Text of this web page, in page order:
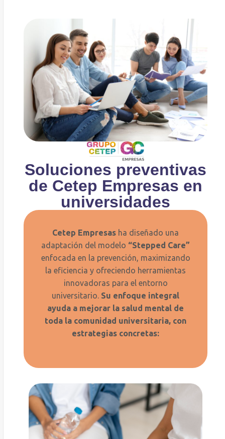
Soluciones preventivas
de Cetep Empresas en
universidades
Cetep Empresas ha diseñado una
adaptación del modelo “Stepped Care”
enfocada en la prevención, maximizando
la eficiencia y ofreciendo herramientas
innovadoras para el entorno
universitario. Su enfoque integral
ayuda a mejorar la salud mental de
toda la comunidad universitaria, con
estrategias concretas: